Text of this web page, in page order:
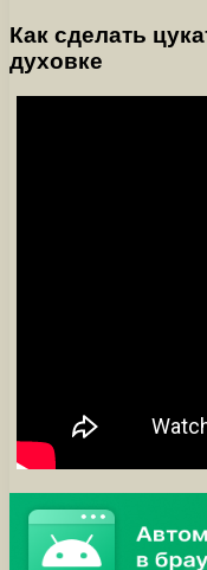
Как сделать
духовке